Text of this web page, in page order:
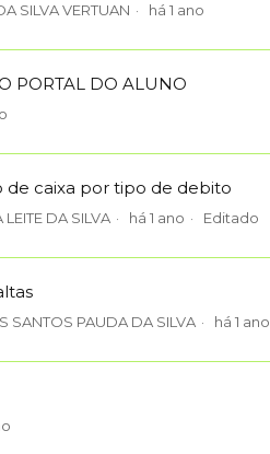
SILVA VERTUAN há 1 ano
PORTAL DO ALUNO
de caixa por tipo de debito
DA SILVA há 1 ano Editado
SANTOS PAUDA DA SILVA há 1 ano